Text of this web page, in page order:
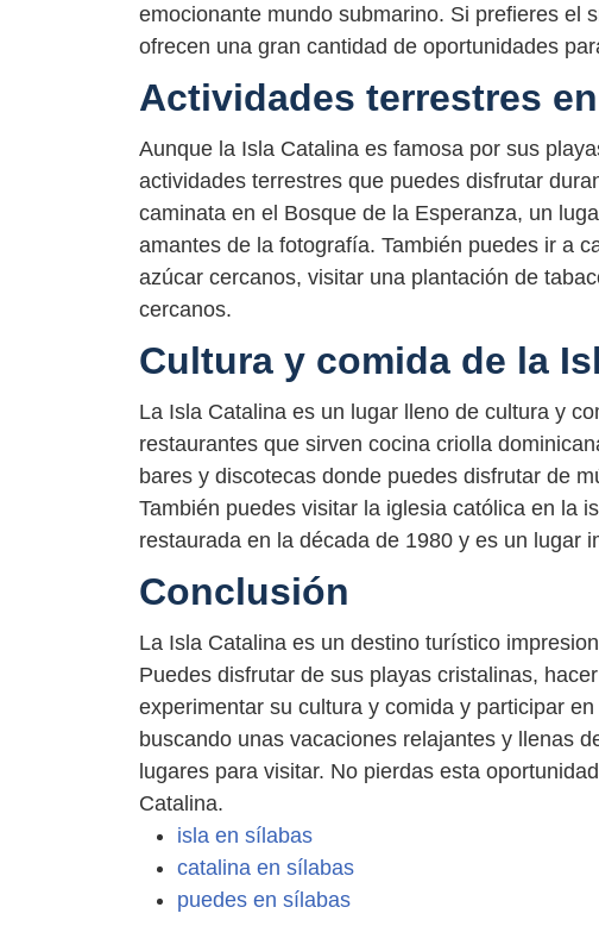
emocionante mundo submarino. Si prefieres el
ofrecen una gran cantidad de oportunidades
Actividades terrestres
Aunque la Isla Catalina es famosa por sus
actividades terrestres que puedes disfrutar
caminata en el Bosque de la Esperanza, un
amantes de la fotografía. También puedes ir a
azúcar cercanos, visitar una plantación de
cercanos.
Cultura y comida de la
La Isla Catalina es un lugar lleno de cultura y
restaurantes que sirven cocina criolla
bares y discotecas donde puedes disfrutar de
También puedes visitar la iglesia católica en la
restaurada en la década de 1980 y es un lugar
Conclusión
La Isla Catalina es un destino turístico
Puedes disfrutar de sus playas cristalinas,
experimentar su cultura y comida y participar
buscando unas vacaciones relajantes y llenas
lugares para visitar. No pierdas esta
Catalina.
isla en sílabas
catalina en sílabas
puedes en sílabas